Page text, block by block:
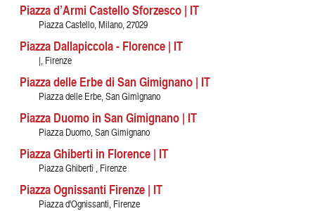
Piazza d’Armi Castello Sforzesco | IT
Piazza Castello, Milano, 27029
Piazza Dallapiccola - Florence | IT
|, Firenze
Piazza delle Erbe di San Gimignano | IT
Piazza delle Erbe, San Gimignano
Piazza Duomo in San Gimignano | IT
Piazza Duomo, San Gimignano
Piazza Ghiberti in Florence | IT
Piazza Ghiberti , Firenze
Piazza Ognissanti Firenze | IT
Piazza d'Ognissanti, Firenze